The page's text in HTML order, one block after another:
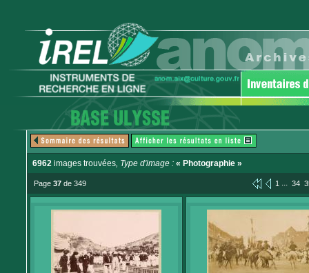
6962 images trouvées, Type d'image : « Photographie »
Page 37 de 349 1 ... 34